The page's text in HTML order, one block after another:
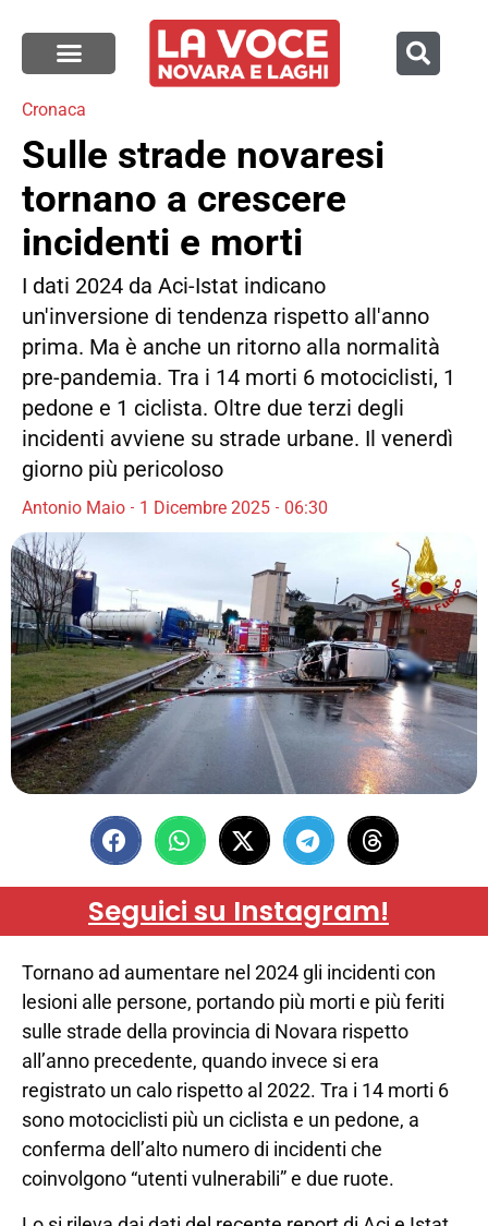
Cronaca
Sulle strade novaresi
tornano a crescere
incidenti e morti
I dati 2024 da Aci-Istat indicano
un'inversione di tendenza rispetto all'anno
prima. Ma è anche un ritorno alla normalità
pre-pandemia. Tra i 14 morti 6 motociclisti, 1
pedone e 1 ciclista. Oltre due terzi degli
incidenti avviene su strade urbane. Il venerdì
giorno più pericoloso
Antonio Maio 1 Dicembre 2025 06:30
Seguici su Instagram!
Tornano ad aumentare nel 2024 gli incidenti con
lesioni alle persone, portando più morti e più feriti
sulle strade della provincia di Novara rispetto
all’anno precedente, quando invece si era
registrato un calo rispetto al 2022. Tra i 14 morti 6
sono motociclisti più un ciclista e un pedone, a
conferma dell’alto numero di incidenti che
coinvolgono “utenti vulnerabili” e due ruote.